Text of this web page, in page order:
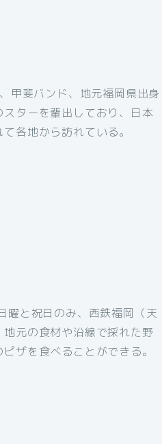
甲斐バンド、地元福岡県出身
ターを輩出しており、日本
各地から訪れている。
曜と祝日のみ、西鉄福岡（天
元の食材や沿線で採れた野
ザを食べることができる。